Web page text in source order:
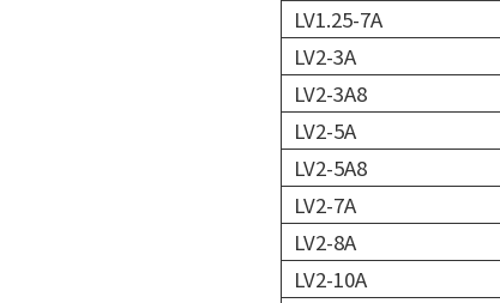
LV1.25-7A
LV2-3A
LV2-3A8
LV2-5A
LV2-5A8
LV2-7A
LV2-8A
LV2-10A